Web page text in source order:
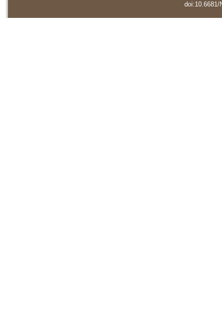
doi:10.6681/